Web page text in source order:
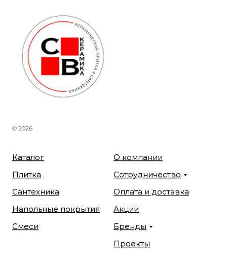
© 2026
Каталог
Плитка
Сантехника
Напольные покрытия
Смеси
О компании
Сотрудничество
Оплата и доставка
Акции
Бренды
Проекты